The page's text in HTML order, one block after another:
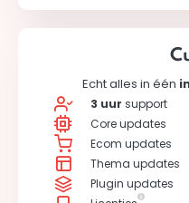
Echt alles in één
3 uur support
Core updates
Ecom updates
Thema updates
Plugin updates